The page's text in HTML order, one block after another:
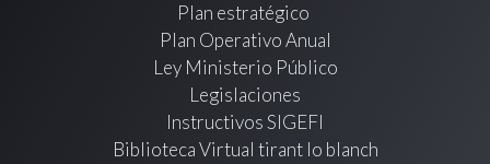
Plan estratégico
Plan Operativo Anual
Ley Ministerio Público
Legislaciones
Instructivos SIGEFI
Biblioteca Virtual tirant lo blanch